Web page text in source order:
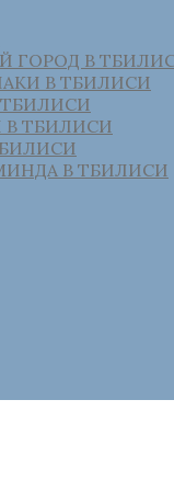
ГОРОД В
В ТБИЛИСИ
ТБИЛИСИ
ТБИЛИСИ
В ТБИЛИСИ